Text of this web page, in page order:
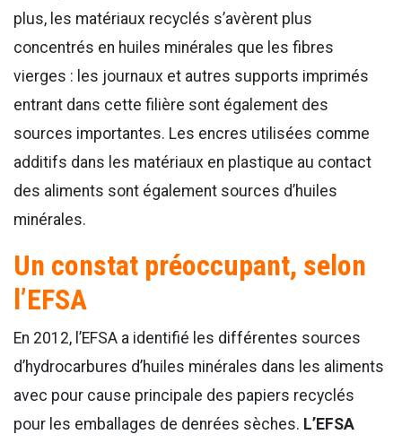
plus, les matériaux recyclés s’avèrent plus
concentrés en huiles minérales que les fibres
vierges : les journaux et autres supports imprimés
entrant dans cette filière sont également des
sources importantes. Les encres utilisées comme
additifs dans les matériaux en plastique au contact
des aliments sont également sources d’huiles
minérales.
Un constat préoccupant, selon
l’EFSA
En 2012, l’EFSA a identifié les différentes sources
d’hydrocarbures d’huiles minérales dans les aliments
avec pour cause principale des papiers recyclés
pour les emballages de denrées sèches. L’EFSA